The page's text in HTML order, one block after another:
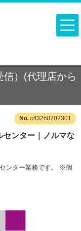
信）(代理店から
c43260202301
センター｜ノルマな
ンター業務です。 ※個